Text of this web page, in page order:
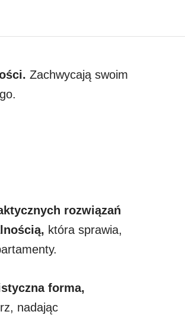
Zachwycają swoim
rozwiązań
która sprawia,
forma,
nadając